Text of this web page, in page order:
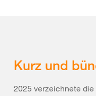
Kurz und
2025 verzeichnete